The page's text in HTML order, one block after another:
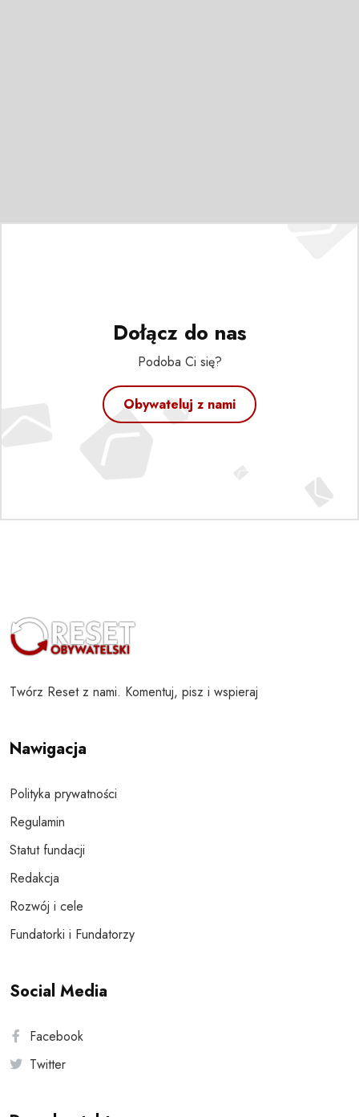
Dołącz do nas
Podoba Ci się?
Obywateluj z nami
Twórz Reset z nami. Komentuj, pisz i wspieraj
Nawigacja
Polityka prywatności
Regulamin
Statut fundacji
Redakcja
Rozwój i cele
Fundatorki i Fundatorzy
Social Media
Facebook
Twitter